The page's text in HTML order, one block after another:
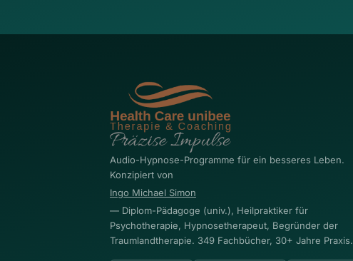
Audio-Hypnose-Programme für ein besseres Leben.
Konzipiert von
Ingo Michael Simon
— Diplom-Pädagoge (univ.), Heilpraktiker für
Psychotherapie, Hypnosetherapeut, Begründer der
Traumlandtherapie. 349 Fachbücher, 30+ Jahre Praxis.